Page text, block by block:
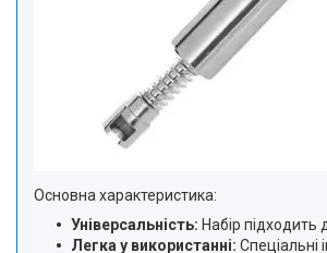
Основна характеристика:
Універсальність: Набір
Легка у використанні: